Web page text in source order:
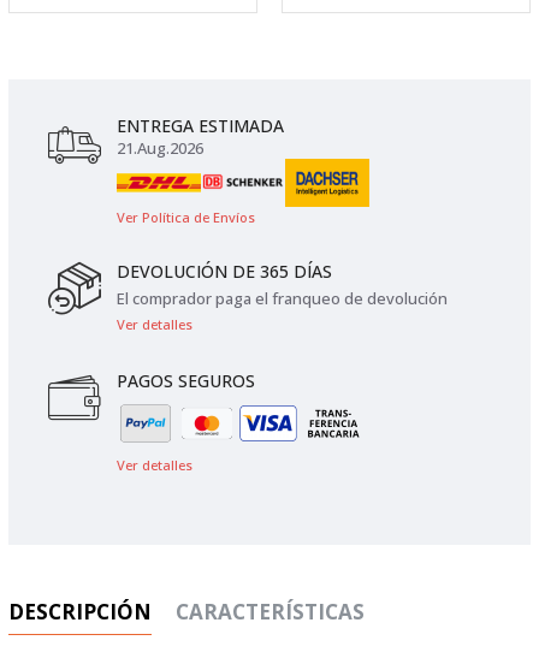
ENTREGA ESTIMADA
21.Aug.2026
Ver Política de Envíos
DEVOLUCIÓN DE 365 DÍAS
El comprador paga el franqueo de devolución
Ver detalles
PAGOS SEGUROS
Ver detalles
DESCRIPCIÓN CARACTERÍSTICAS